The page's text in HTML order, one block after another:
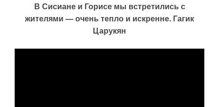
В Сисиане и Горисе мы встретились с
жителями — очень тепло и искренне. Гагик
Царукян